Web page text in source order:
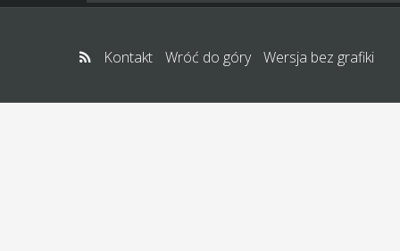
Kontakt Wróć do góry Wersja bez grafiki